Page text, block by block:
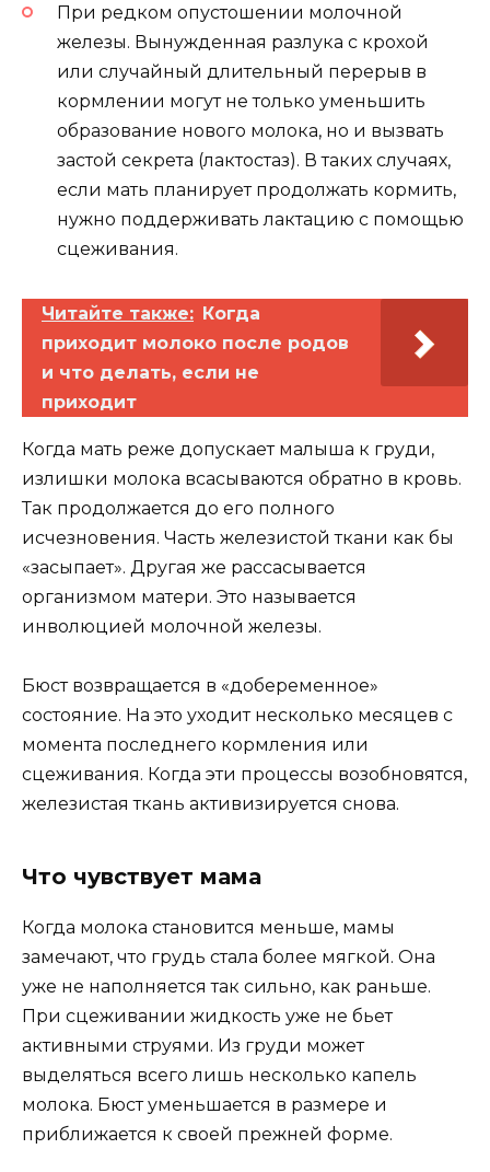
При редком опустошении молочной
железы. Вынужденная разлука с крохой
или случайный длительный перерыв в
кормлении могут не только уменьшить
образование нового молока, но и вызвать
застой секрета (лактостаз). В таких случаях,
если мать планирует продолжать кормить,
нужно поддерживать лактацию с помощью
сцеживания.
Читайте также: Когда
приходит молоко после родов
и что делать, если не
приходит
Когда мать реже допускает малыша к груди,
излишки молока всасываются обратно в кровь.
Так продолжается до его полного
исчезновения. Часть железистой ткани как бы
«засыпает». Другая же рассасывается
организмом матери. Это называется
инволюцией молочной железы.
Бюст возвращается в «добеременное»
состояние. На это уходит несколько месяцев с
момента последнего кормления или
сцеживания. Когда эти процессы возобновятся,
железистая ткань активизируется снова.
Что чувствует мама
Когда молока становится меньше, мамы
замечают, что грудь стала более мягкой. Она
уже не наполняется так сильно, как раньше.
При сцеживании жидкость уже не бьет
активными струями. Из груди может
выделяться всего лишь несколько капель
молока. Бюст уменьшается в размере и
приближается к своей прежней форме.